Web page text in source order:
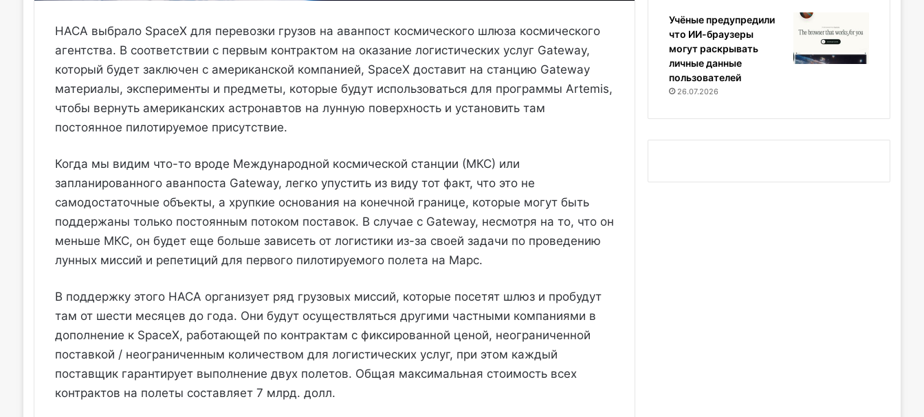
НАСА выбрало SpaceX для перевозки грузов на аванпост космического шлюза космического
агентства. В соответствии с первым контрактом на оказание логистических услуг Gateway,
который будет заключен с американской компанией, SpaceX доставит на станцию Gateway
материалы, эксперименты и предметы, которые будут использоваться для программы Artemis,
чтобы вернуть американских астронавтов на лунную поверхность и установить там
постоянное пилотируемое присутствие.
Когда мы видим что-то вроде Международной космической станции (МКС) или
запланированного аванпоста Gateway, легко упустить из виду тот факт, что это не
самодостаточные объекты, а хрупкие основания на конечной границе, которые могут быть
поддержаны только постоянным потоком поставок. В случае с Gateway, несмотря на то, что он
меньше МКС, он будет еще больше зависеть от логистики из-за своей задачи по проведению
лунных миссий и репетиций для первого пилотируемого полета на Марс.
В поддержку этого НАСА организует ряд грузовых миссий, которые посетят шлюз и пробудут
там от шести месяцев до года. Они будут осуществляться другими частными компаниями в
дополнение к SpaceX, работающей по контрактам с фиксированной ценой, неограниченной
поставкой / неограниченным количеством для логистических услуг, при этом каждый
поставщик гарантирует выполнение двух полетов. Общая максимальная стоимость всех
контрактов на полеты составляет 7 млрд. долл.
Учёные предупредили
что ИИ-браузеры
могут раскрывать
личные данные
пользователей
26.07.2026